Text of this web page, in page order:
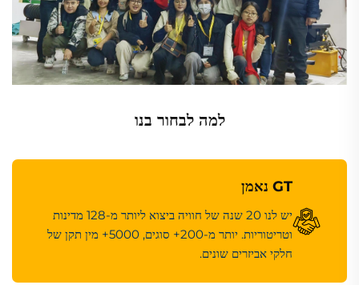
למה לבחור בנו
GT נאמן
יש לנו 20 שנה של חוויה ביצוא ליותר מ-128 מדינות
וטריטוריות. יותר מ-200+ סוגים, 5000+ מין תקן של
חלקי אביזרים שונים.